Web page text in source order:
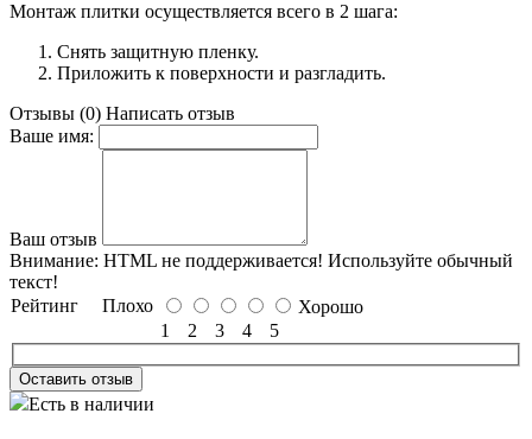
Монтаж плитки осуществляется всего в 2 шага:
Снять защитную пленку.
Приложить к поверхности и разгладить.
Отзывы (0) Написать отзыв
Ваше имя:
Ваш отзыв
Внимание: HTML не поддерживается! Используйте обычный
текст!
Рейтинг Плохо
Хорошо
1
2 3 4 5
Оставить отзыв
Есть в наличии